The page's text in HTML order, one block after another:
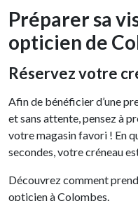
Préparer sa
opticien de
Réservez votre
Afin de bénéficier d’une
et sans attente, pensez à
votre magasin favori ! En
secondes, votre créneau
Découvrez comment
opticien à Colombes.